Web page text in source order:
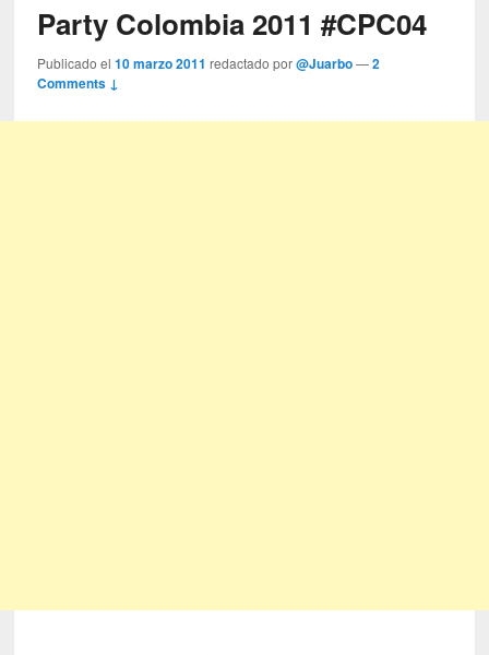
Party Colombia 2011 #CPC04
Publicado el10 marzo 2011 redactado por@Juarbo —2
Comments ↓